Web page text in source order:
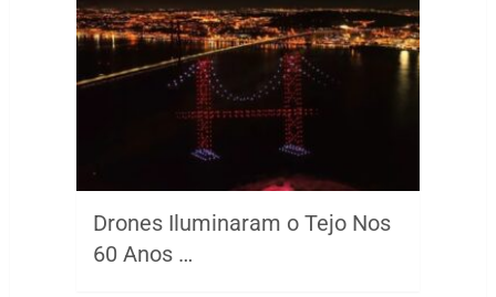
Drones Iluminaram o Tejo Nos
60 Anos …